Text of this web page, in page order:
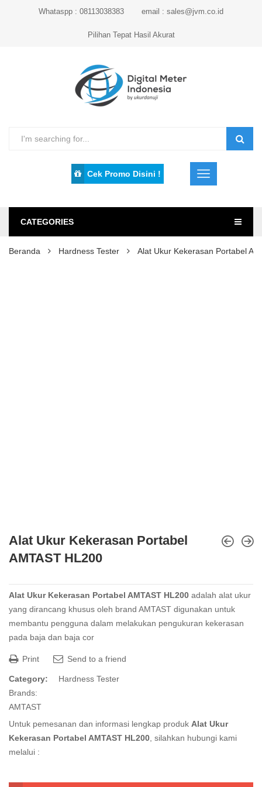
Whataspp : 08113038383 email : sales@jvm.co.id
Pilihan Tepat Hasil Akurat
Cek Promo Disini !
CATEGORIES
Beranda Hardness Tester Alat Ukur Kekerasan Portabel
Alat Ukur Kekerasan Portabel
AMTAST HL200
Alat Ukur Kekerasan Portabel AMTAST HL200 adalah alat ukur
yang dirancang khusus oleh brand AMTAST digunakan untuk
membantu pengguna dalam melakukan pengukuran kekerasan
pada baja dan baja cor
Print Send to a friend
Category:
Hardness Tester
Brands:
AMTAST
Untuk pemesanan dan informasi lengkap produk Alat Ukur
Kekerasan Portabel AMTAST HL200 , silahkan hubungi kami
melalui :